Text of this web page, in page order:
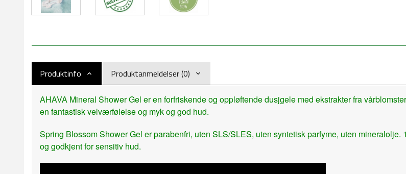
Produktinfo Produktanmeldelser (0)
AHAVA Mineral Shower Gel er en forfriskende og oppløftende dusjgele med ekstrakter fra
en fantastisk velværfølelse og myk og god hud.
Spring Blossom Shower Gel er parabenfri, uten SLS/SLES, uten syntetisk parfyme, uten
og godkjent for sensitiv hud.